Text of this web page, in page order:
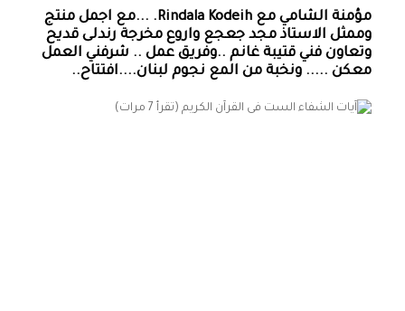
مؤمنة الشامي‏ مع ‏‎Rindala Kodeih‎‏. ...مع اجمل منتج
وممثل الاستاذ مجد جعجع واروع مخرجة رندلى قديح
وتعاون فني قتيبة غانم ..وفريق عمل .. شرفني العمل
معكن ..... ونخبة من المع نجوم لبنان....افتتاح..